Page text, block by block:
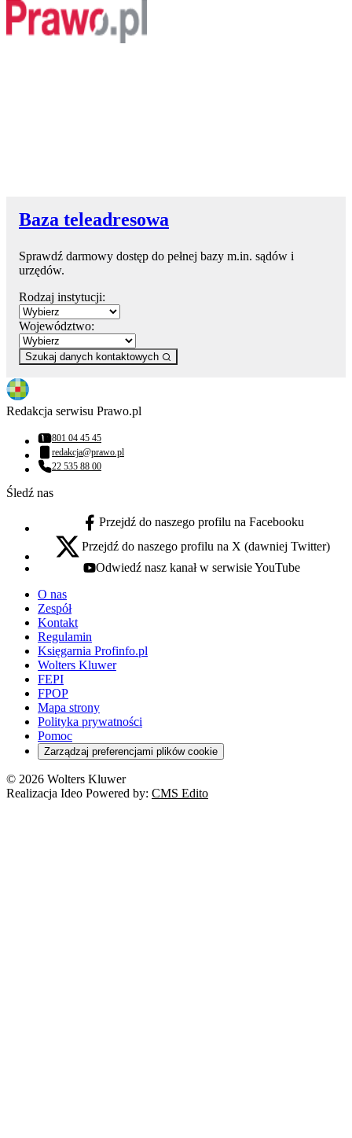
Baza teleadresowa
Sprawdź darmowy dostęp do pełnej bazy m.in. sądów i
urzędów.
Rodzaj instytucji:
Województwo:
Szukaj danych kontaktowych
Redakcja serwisu Prawo.pl
Numer telefonu:
801 04 45 45
Adres email:
redakcja@prawo.pl
Numer telefonu:
22 535 88 00
Śledź nas
facebook - otwiera się w nowej karcie
Przejdź do naszego profilu na Facebooku
x - otwiera się w nowej karcie
Przejdź do naszego profilu na X (dawniej Twitter)
youtube - otwiera się w nowej karcie
Odwiedź nasz kanał w serwisie YouTube
O nas
Zespół
Kontakt
Regulamin
Księgarnia Profinfo.pl
Wolters Kluwer
FEPI
FPOP
Mapa strony
Polityka prywatności
Pomoc
Zarządzaj preferencjami plików cookie
© 2026 Wolters Kluwer
Realizacja Ideo Powered by: CMS Edito